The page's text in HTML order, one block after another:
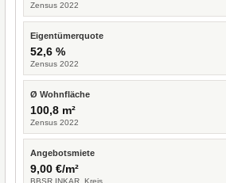
Zensus 2022
Eigentümerquote
52,6 %
Zensus 2022
Ø Wohnfläche
100,8 m²
Zensus 2022
Angebotsmiete
9,00 €/m²
BBSR INKAR, Kreis